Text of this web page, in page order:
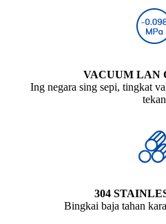
VACUUM LAN
Ing negara sing sepi, tingkat
tekan
304
Bingkai baja tahan